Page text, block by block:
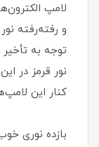
لامپ
و رفته‌رفته
توجه به
نور قرمز در
کنار این
بازده نوری